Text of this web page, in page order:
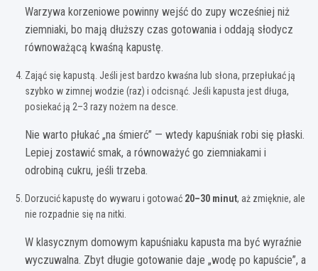
Warzywa korzeniowe powinny wejść do zupy wcześniej niż
ziemniaki, bo mają dłuższy czas gotowania i oddają słodycz
równoważącą kwaśną kapustę.
Zająć się kapustą. Jeśli jest bardzo kwaśna lub słona, przepłukać ją
szybko w zimnej wodzie (raz) i odcisnąć. Jeśli kapusta jest długa,
posiekać ją 2–3 razy nożem na desce.
Nie warto płukać „na śmierć” — wtedy kapuśniak robi się płaski.
Lepiej zostawić smak, a równoważyć go ziemniakami i
odrobiną cukru, jeśli trzeba.
Dorzucić kapustę do wywaru i gotować 20–30 minut, aż zmięknie, ale
nie rozpadnie się na nitki.
W klasycznym domowym kapuśniaku kapusta ma być wyraźnie
wyczuwalna. Zbyt długie gotowanie daje „wodę po kapuście”, a